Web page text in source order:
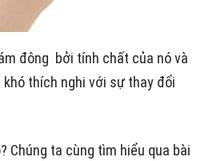
đông bởi tính chất của nó và
thích nghi với sự thay đổi
Chúng ta cùng tìm hiểu qua bài